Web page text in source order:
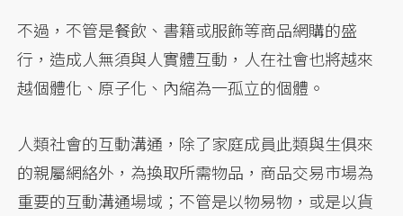
不過，不管是餐飲、書籍或服飾等商品網購的盛
行，造成人無須與人實體互動，人在社會也將越來
越個體化、原子化、內縮為一孤立的個體。
人類社會的互動溝通，除了家庭成員此類與生俱來
的親屬網絡外，為換取所需物品，商品交易市場為
重要的互動溝通場域；不管是以物易物，或是以貨